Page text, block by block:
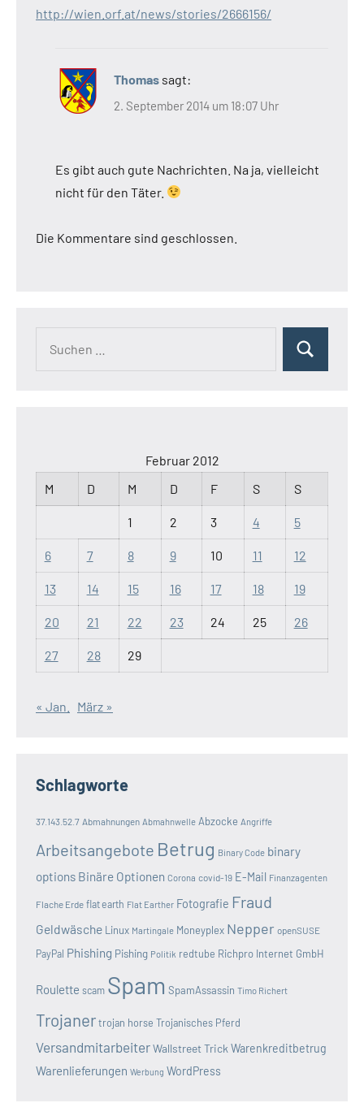
http://wien.orf.at/news/stories/2666156/
Thomas sagt:
2. September 2014 um 18:07 Uhr
Es gibt auch gute Nachrichten. Na ja, vielleicht
nicht für den Täter.
Die Kommentare sind geschlossen.
Suchen
Februar 2012
M
D M D F S S
1 2 3 4 5
6 7 8 9 10 11 12
13 14 15 16 17 18 19
20 21 22 23 24 25 26
27 28 29
« Jan. März »
Schlagworte
37.143.52.7 Abmahnungen Abmahnwelle Abzocke Angriffe
Arbeitsangebote Betrug Binary Code binary
options Binäre Optionen Corona covid-19 E-Mail Finanzagenten
Flache Erde flat earth Flat Earther Fotografie Fraud
Geldwäsche Linux Martingale Moneyplex Nepper openSUSE
PayPal Phishing Pishing Politik redtube Richpro Internet GmbH
Roulette scam Spam SpamAssassin Timo Richert
Trojanertrojan horse Trojanisches Pferd
VersandmitarbeiterWallstreet Trick Warenkreditbetrug
Warenlieferungen Werbung WordPress